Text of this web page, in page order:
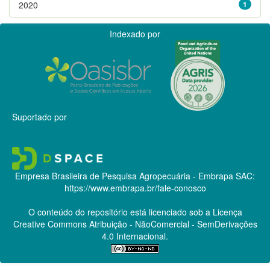
1
2020
Indexado por
Suportado por
Empresa Brasileira de Pesquisa Agropecuária - Embrapa SAC:
https://www.embrapa.br/fale-conosco
O conteúdo do repositório está licenciado sob a Licença
Creative CommonsAtribuição - NãoComercial - SemDerivações
4.0 Internacional.